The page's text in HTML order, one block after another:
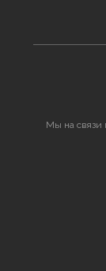
Мы на связи